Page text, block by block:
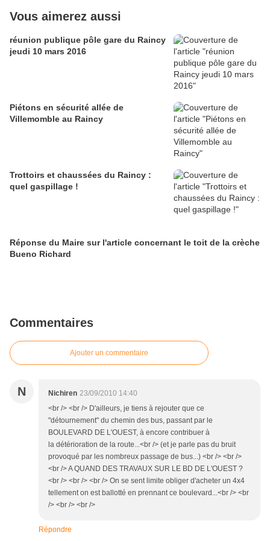
Vous aimerez aussi
réunion publique pôle gare du Raincy
jeudi 10 mars 2016
Piétons en sécurité allée de
Villemomble au Raincy
Trottoirs et chaussées du Raincy :
quel gaspillage !
Réponse du Maire sur l'article concernant le toit de la crèche
Bueno Richard
Commentaires
Ajouter un commentaire
N Nichiren 23/09/2010 14:40
<br /> <br /> D'ailleurs, je tiens à rejouter que ce
"détournement" du chemin des bus, passant par le
BOULEVARD DE L'OUEST, à encore contribuer à
la détérioration de la route...<br /> (et je parle pas du bruit
provoqué par les nombreux passage de bus...) <br /> <br />
<br /> A QUAND DES TRAVAUX SUR LE BD DE L'OUEST ?
<br /> <br /> <br /> On se sent limite obliger d'acheter un 4x4
tellement on est ballotté en prennant ce boulevard...<br /> <br
/> <br /> <br />
Répondre